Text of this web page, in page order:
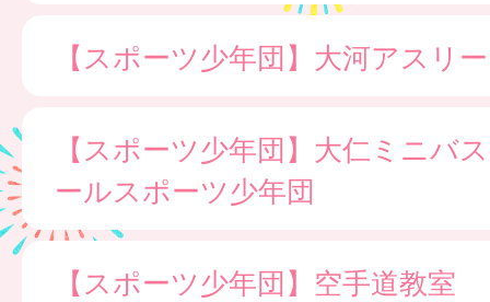
【スポーツ少年団】大河アスリ
【スポーツ少年団】大仁ミニバ
ールスポーツ少年団
【スポーツ少年団】空手道教室